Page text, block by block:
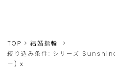
TOP
結婚指輪
絞り込み条件: シリーズ
ー) x